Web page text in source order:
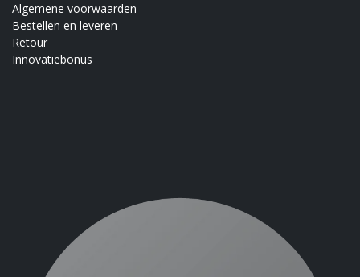
Algemene voorwaarden
Bestellen en leveren
Retour
Innovatiebonus